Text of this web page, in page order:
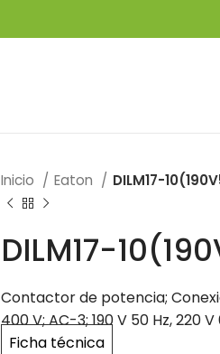
Inicio Eaton DILM17-
DILM17-
Contactor de potencia;
400 V; AC-3; 190 V 50 Hz, 220 V
Ficha técnica